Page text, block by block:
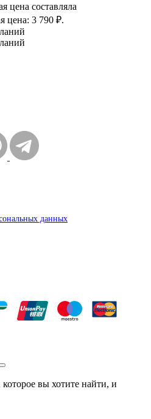
цена составляла
цена: 3 790 ₽.
данных
вы хотите найти, и